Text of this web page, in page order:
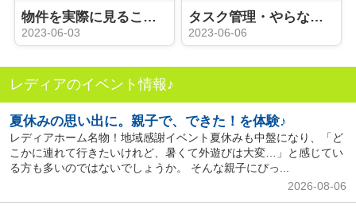
物件を実際に見ることができる内覧会
2023-06-03
タスク管理・やらなければならないこと
2023-06-06
レディアのイベント情報♪
夏休みの思い出に。親子で、できた！を体験♪
レディアホーム名物！地域感謝イベント夏休みも中盤になり、「ど
こかに連れて行きたいけれど、暑くて外遊びは大変…」と感じてい
る方も多いのではないでしょうか。 そんな親子にぴっ...
2026-08-06